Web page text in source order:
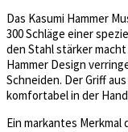
Das Kasumi Hammer
300 Schläge einer
den Stahl stärker
Hammer Design
Schneiden. Der Griff
komfortabel in der
Ein markantes